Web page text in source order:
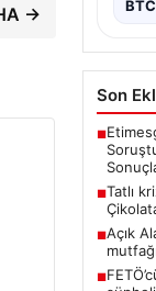
→ BTC
Son
■
■Tatlı
■Açık
■